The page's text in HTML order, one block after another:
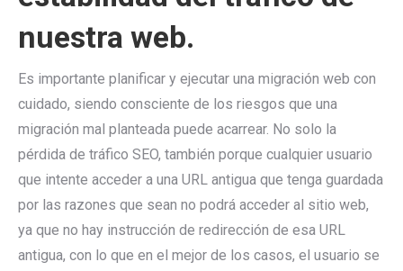
nuestra web.
Es importante planificar y ejecutar una migración web con
cuidado, siendo consciente de los riesgos que una
migración mal planteada puede acarrear. No solo la
pérdida de tráfico SEO, también porque cualquier usuario
que intente acceder a una URL antigua que tenga guardada
por las razones que sean no podrá acceder al sitio web,
ya que no hay instrucción de redirección de esa URL
antigua, con lo que en el mejor de los casos, el usuario se